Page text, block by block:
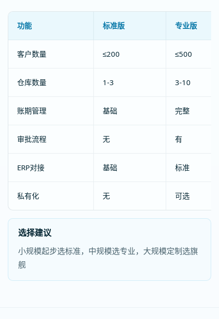
功能 标准版 专业版
客户数量 ≤200 ≤500
仓库数量 1-3 3-10
账期管理 基础 完整
审批流程 无 有
ERP对接 基础 标准
私有化 无 可选
选择建议
小规模起步选标准，中规模选专业，大规模定制选旗
舰